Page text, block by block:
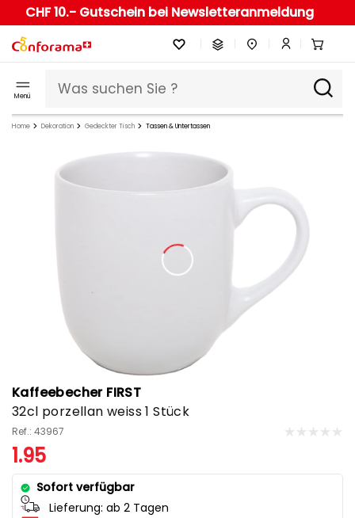
CHF 10.- Gutschein bei Newsletteranmeldung
Menü
Home Dekoration Gedeckter Tisch Tassen & Untertassen
Kaffeebecher FIRST
32cl porzellan weiss 1 Stück
Ref.: 43967
1.95
Sofort verfügbar
Lieferung: ab 2 Tagen